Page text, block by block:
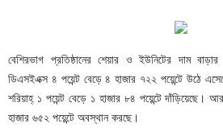
বেশিরভাগ প্রতিষ্ঠানের শেয়ার ও ইউনিটের দাম
ডিএসইএক্স ৪ পয়েন্ট বেড়ে ৪ হাজার ৭২২ পয়েন্টে উঠে
শরিয়াহ্ ১ পয়েন্ট বেড়ে ১ হাজার ৮৪ পয়েন্টে
হাজার ৬৫২ পয়েন্টে অবস্থান করছে।